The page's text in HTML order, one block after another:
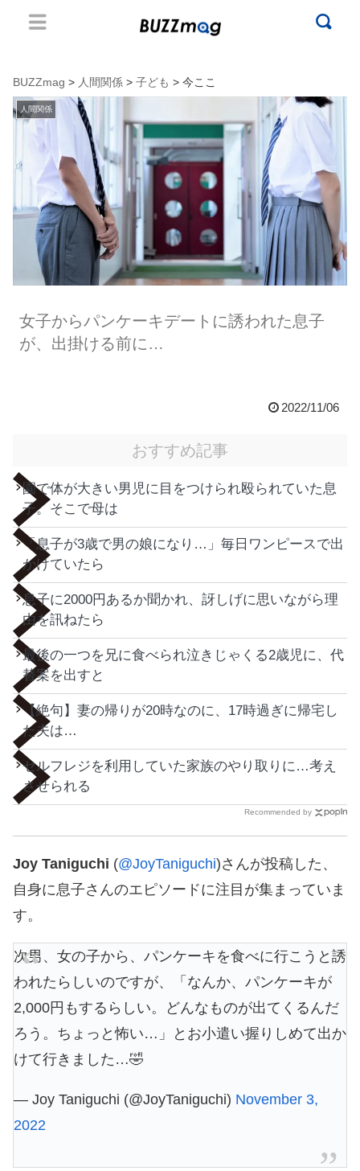
BUZZmag > 人間関係 > 子ども > 今ここ
人間関係
女子からパンケーキデートに誘われた息子
が、出掛ける前に…
2022/11/06
おすすめ記事
園で体が大きい男児に目をつけられ殴られていた息
子。そこで母は
「息子が3歳で男の娘になり…」毎日ワンピースで出
かけていたら
息子に2000円あるか聞かれ、訝しげに思いながら理
由を訊ねたら
最後の一つを兄に食べられ泣きじゃくる2歳児に、代
替案を出すと
【絶句】妻の帰りが20時なのに、17時過ぎに帰宅し
た夫は…
セルフレジを利用していた家族のやり取りに…考え
させられる
Recommended by
Joy Taniguchi (@JoyTaniguchi)さんが投稿した、
自身に息子さんのエピソードに注目が集まっていま
す。
次男、女の子から、パンケーキを食べに行こうと誘
われたらしいのですが、「なんか、パンケーキが
2,000円もするらしい。どんなものが出てくるんだ
ろう。ちょっと怖い…」とお小遣い握りしめて出か
けて行きました…🤣
— Joy Taniguchi (@JoyTaniguchi) November 3,
2022